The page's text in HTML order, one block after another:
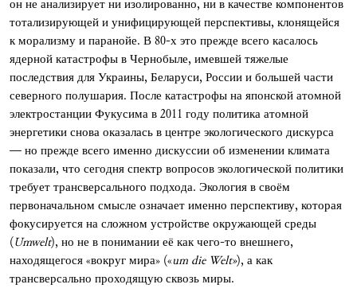
он не анализирует ни изолированно, ни в качестве компонентов
тотализирующей и унифицирующей перспективы, клонящейся
к морализму и паранойе. В 80-х это прежде всего касалось
ядерной катастрофы в Чернобыле, имевшей тяжелые
последствия для Украины, Беларуси, России и большей части
северного полушария. После катастрофы на японской атомной
электростанции Фукусима в 2011 году политика атомной
энергетики снова оказалась в центре экологического дискурса
— но прежде всего именно дискуссии об изменении климата
показали, что сегодня спектр вопросов экологической политики
требует трансверсального подхода. Экология в своём
первоначальном смысле означает именно перспективу, которая
фокусируется на сложном устройстве окружающей среды
(Umwelt), но не в понимании её как чего-то внешнего,
находящегося «вокруг мира» («um die Welt»), а как
трансверсально проходящую сквозь миры.